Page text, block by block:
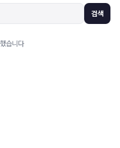
검색
습니다